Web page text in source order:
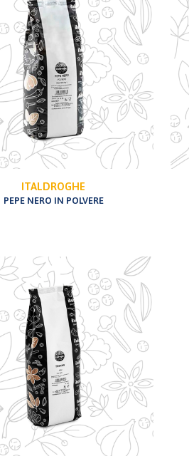
ITALDROGHE
PEPE NERO IN POLVERE